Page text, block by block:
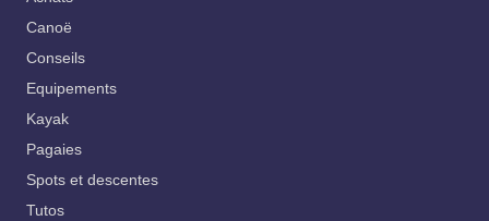
Canoë
Conseils
Equipements
Kayak
Pagaies
Spots et descentes
Tutos